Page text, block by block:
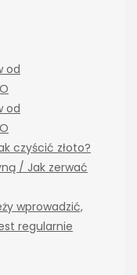
od
od
czyścić złoto?
/ Jak zerwać
wprowadzić,
regularnie